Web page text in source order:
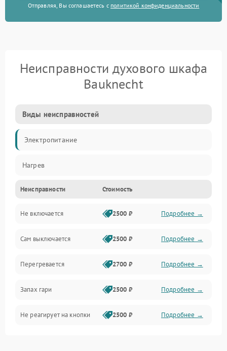
Отправляя, Вы соглашаетесь с политикой конфиденциальности
Неисправности духового шкафа
Bauknecht
Виды неисправностей
Электропитание
Нагрев
Неисправности Стоимость
Не включается 2500 ₽ Подробнее →
Сам выключается 2500 ₽ Подробнее →
Перегревается 2700 ₽ Подробнее →
Запах гари 2500 ₽ Подробнее →
Не реагирует на кнопки 2500 ₽ Подробнее →